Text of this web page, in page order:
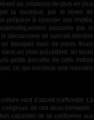
de créatures de plus en plus
la musique, par le réveil de
préparer à recevoir ses invités,
associée par le
découvrons de surcroît derrière
bouquet avec de jolies fleurs
un plan précédent, au beau
petite parcelle de cette nature
ce qui annonce une nouvelle
de ces deux éléments :
capables de se conformer aux